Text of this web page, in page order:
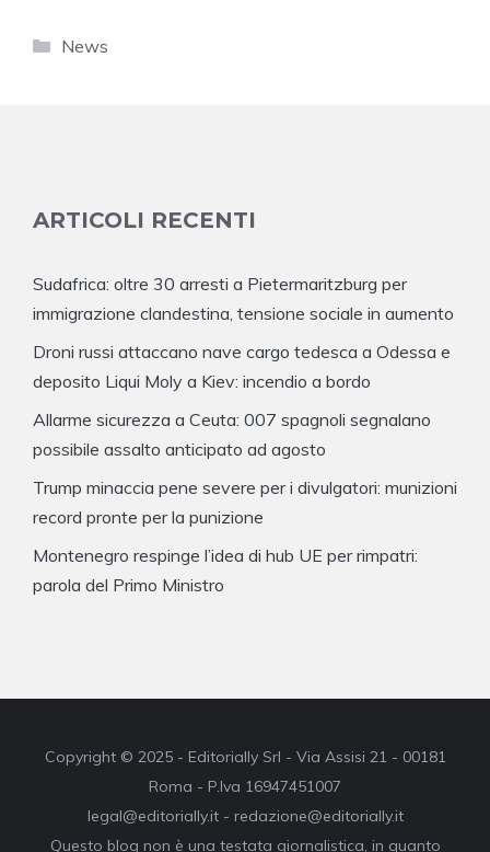
Categorie
News
ARTICOLI RECENTI
Sudafrica: oltre 30 arresti a Pietermaritzburg per
immigrazione clandestina, tensione sociale in aumento
Droni russi attaccano nave cargo tedesca a Odessa e
deposito Liqui Moly a Kiev: incendio a bordo
Allarme sicurezza a Ceuta: 007 spagnoli segnalano
possibile assalto anticipato ad agosto
Trump minaccia pene severe per i divulgatori: munizioni
record pronte per la punizione
Montenegro respinge l’idea di hub UE per rimpatri:
parola del Primo Ministro
Copyright © 2025 - Editorially Srl - Via Assisi 21 - 00181
Roma - P.Iva 16947451007
legal@editorially.it - redazione@editorially.it
Questo blog non è una testata giornalistica, in quanto